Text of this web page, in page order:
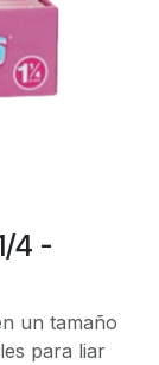
4 -
un tamaño
para liar